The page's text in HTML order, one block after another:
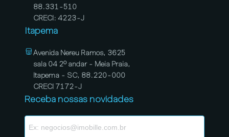
88.331-510
CRECI: 4223-J
Itapema
Avenida Nereu Ramos, 3625
sala 04 2º andar - Meia Praia,
Itapema - SC, 88.220-000
CRECI 7172-J
Receba nossas novidades